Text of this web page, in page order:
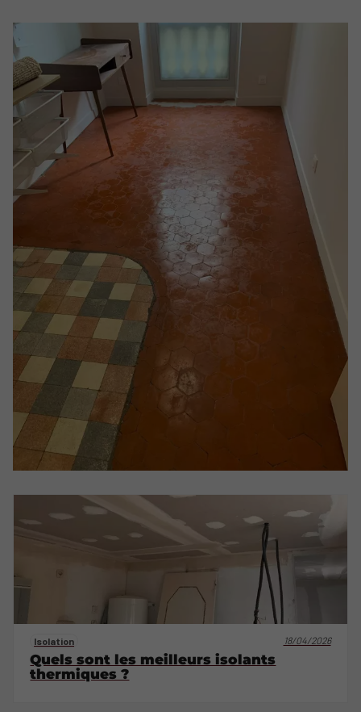
Isolation 18/04/2026
Quels sont les meilleurs isolants
thermiques ?